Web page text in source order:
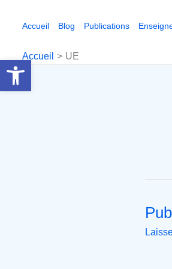
Ouvrir la barre d’outils
Accueil Blog Publications
Accueil UE